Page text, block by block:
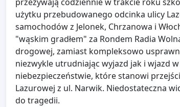
użytku przebudowanego odcinka ulicy
samochodów z Jelonek, Chrzanowa i
"wąskim gradłem" za Rondem Radia
drogowej, zamiast kompleksowo
niezwykle utrudniając wyjazd jak i wjazd
niebezpieczeństwie, które stanowi
Lazurowej z ul. Narwik. Niedostateczna
do tragedii.